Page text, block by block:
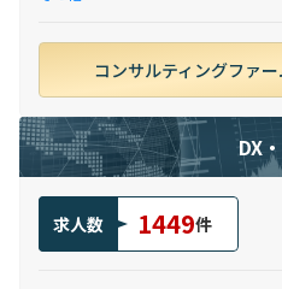
コンサルティングファ
DX
求人数 1449件